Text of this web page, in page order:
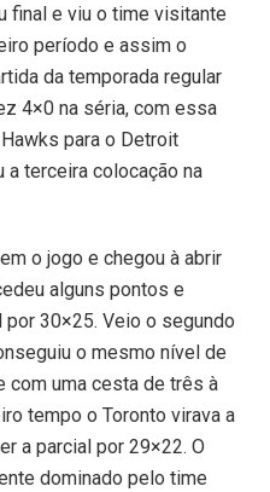
final e viu o time visitante
período e assim o
da temporada regular
4×0 na séria, com essa
para o Detroit
terceira colocação na
o jogo e chegou à abrir
alguns pontos e
30×25. Veio o segundo
o mesmo nível de
com uma cesta de três à
tempo o Toronto virava a
a parcial por 29×22. O
dominado pelo time